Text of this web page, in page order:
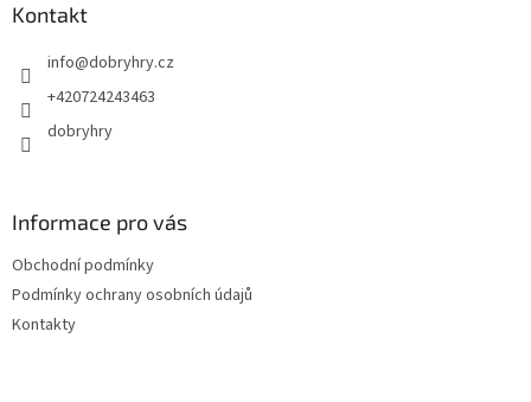
Kontakt
info@dobryhry.cz
+420724243463
dobryhry
Informace pro vás
Obchodní podmínky
Podmínky ochrany osobních údajů
Kontakty